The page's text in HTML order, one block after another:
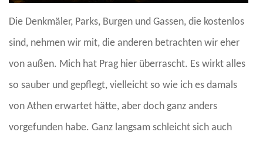
Die Denkmäler, Parks, Burgen und Gassen, die kostenlos
sind, nehmen wir mit, die anderen betrachten wir eher
von außen. Mich hat Prag hier überrascht. Es wirkt alles
so sauber und gepflegt, vielleicht so wie ich es damals
von Athen erwartet hätte, aber doch ganz anders
vorgefunden habe. Ganz langsam schleicht sich auch